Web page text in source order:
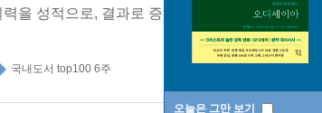
오늘은 그만 보기
을 성적으로, 결과로 증명하는 공부법
국내도서 top100 6주